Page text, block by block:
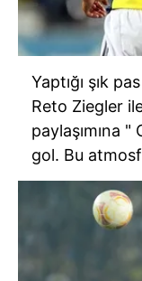
Yaptığı şık
Reto Ziegler
paylaşımına
gol. Bu